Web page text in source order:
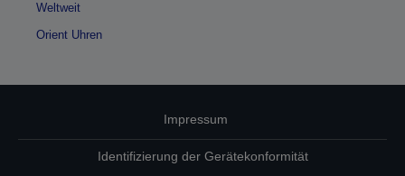
Weltweit
Orient Uhren
Impressum
Identifizierung der Gerätekonformität